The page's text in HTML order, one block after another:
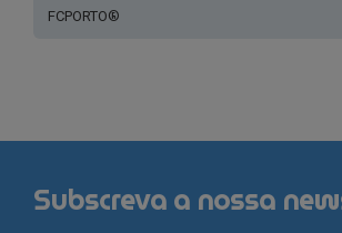
FCPORTO®
Subscreva a nossa